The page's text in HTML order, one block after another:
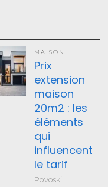
MAISON
Prix
extension
maison
20m2 : les
éléments
qui
influencent
le tarif
Povoski